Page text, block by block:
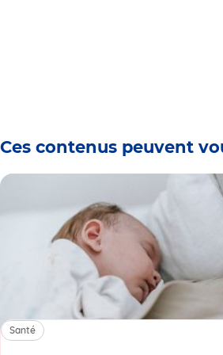
Ces contenus peuvent
Santé